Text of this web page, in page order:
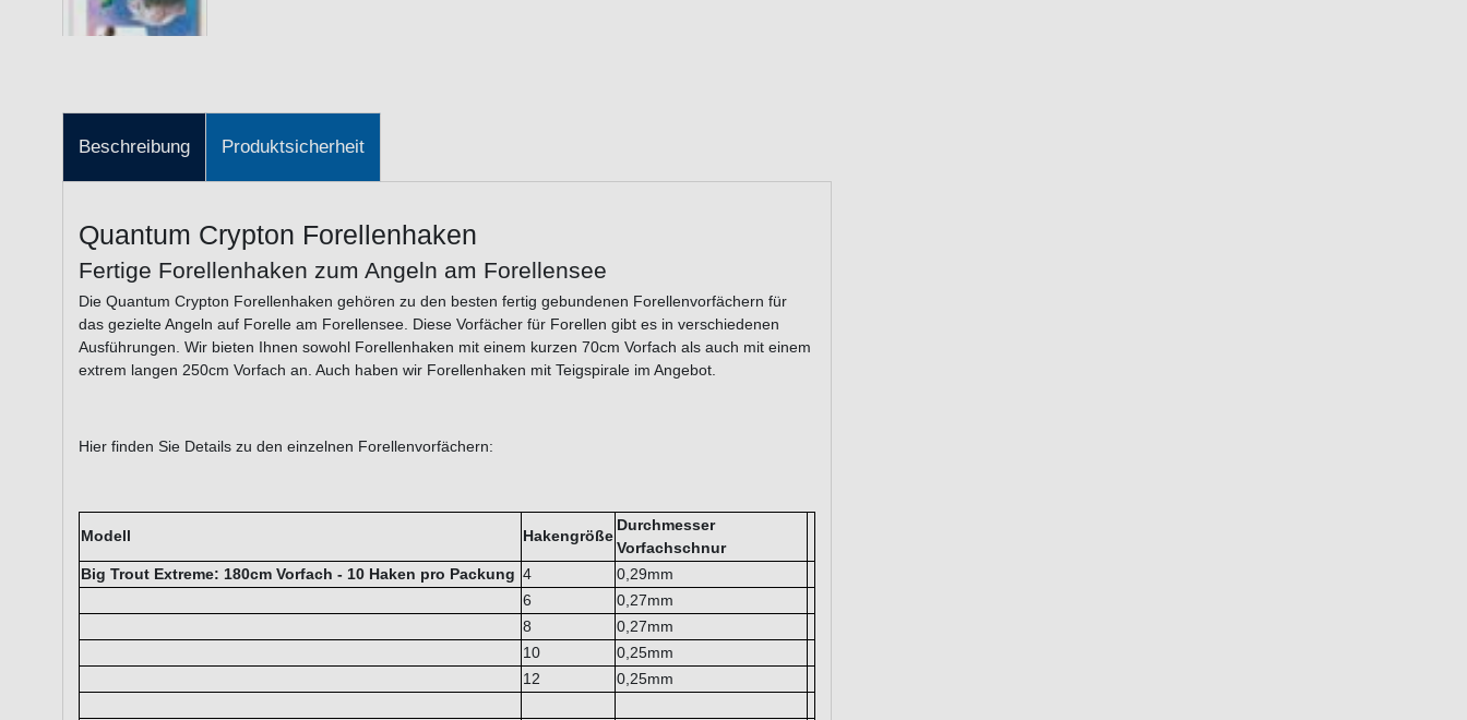
Beschreibung Produktsicherheit
Quantum Crypton Forellenhaken
Fertige Forellenhaken zum Angeln am Forellensee
Die Quantum Crypton Forellenhaken gehören zu den besten fertig gebundenen Forellenvorfächern für
das gezielte Angeln auf Forelle am Forellensee. Diese Vorfächer für Forellen gibt es in verschiedenen
Ausführungen. Wir bieten Ihnen sowohl Forellenhaken mit einem kurzen 70cm Vorfach als auch mit einem
extrem langen 250cm Vorfach an. Auch haben wir Forellenhaken mit Teigspirale im Angebot.
Hier finden Sie Details zu den einzelnen Forellenvorfächern:
Modell Hakengröße
Durchmesser
Vorfachschnur
Big Trout Extreme: 180cm Vorfach - 10 Haken pro Packung 4
0,29mm
6
0,27mm
8
0,27mm
10
0,25mm
12
0,25mm